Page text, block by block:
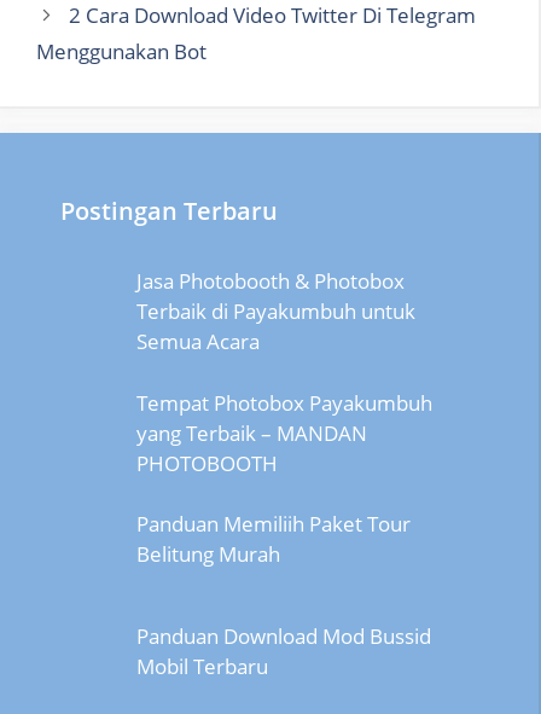
2 Cara Download Video Twitter Di Telegram
Menggunakan Bot
Postingan Terbaru
Jasa Photobooth & Photobox
Terbaik di Payakumbuh untuk
Semua Acara
Tempat Photobox Payakumbuh
yang Terbaik – MANDAN
PHOTOBOOTH
Panduan Memiliih Paket Tour
Belitung Murah
Panduan Download Mod Bussid
Mobil Terbaru